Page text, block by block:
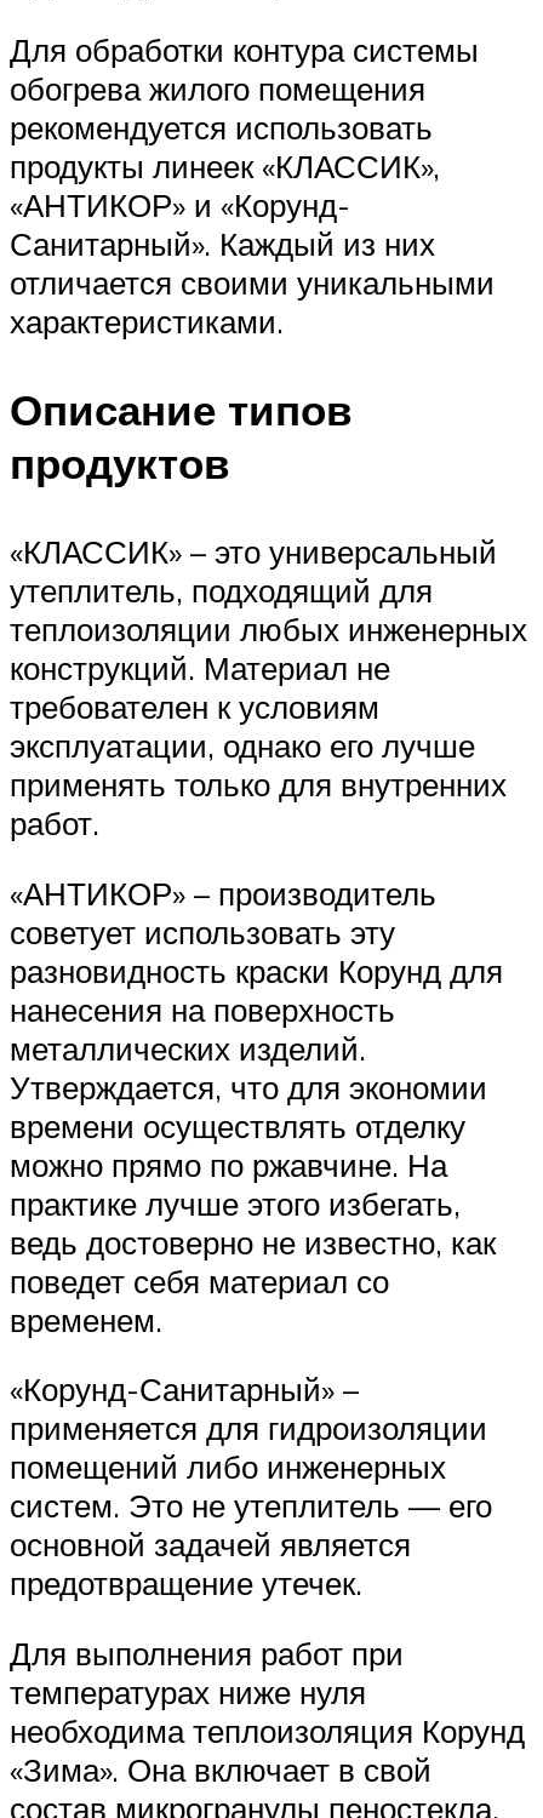
Для обработки контура системы
обогрева жилого помещения
рекомендуется использовать
продукты линеек «КЛАССИК»,
«АНТИКОР» и «Корунд-
Санитарный». Каждый из них
отличается своими уникальными
характеристиками.
Описание типов
продуктов
«КЛАССИК» – это универсальный
утеплитель, подходящий для
теплоизоляции любых инженерных
конструкций. Материал не
требователен к условиям
эксплуатации, однако его лучше
применять только для внутренних
работ.
«АНТИКОР» – производитель
советует использовать эту
разновидность краски Корунд для
нанесения на поверхность
металлических изделий.
Утверждается, что для экономии
времени осуществлять отделку
можно прямо по ржавчине. На
практике лучше этого избегать,
ведь достоверно не известно, как
поведет себя материал со
временем.
«Корунд-Санитарный» –
применяется для гидроизоляции
помещений либо инженерных
систем. Это не утеплитель — его
основной задачей является
предотвращение утечек.
Для выполнения работ при
температурах ниже нуля
необходима теплоизоляция Корунд
«Зима». Она включает в свой
состав микрогранулы пеностекла,